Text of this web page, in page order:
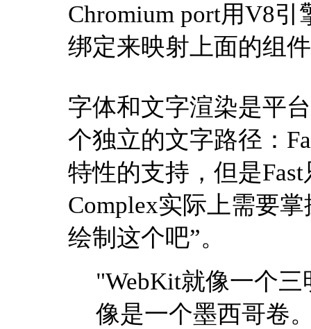
Chromium port用V8
绑定来映射上面的组
字体和文字渲染是平
个独立的文字路径：
特性的支持，但是
Complex实际上需要
绘制这个吧”。
"WebKit就像一个
像是一个墨西哥卷